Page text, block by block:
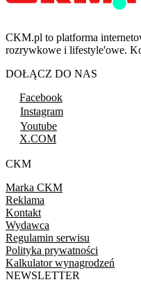
CKM.pl to platforma
rozrywkowe i lifestyle'owe.
DOŁĄCZ DO NAS
Facebook
Instagram
Youtube
X.COM
CKM
Marka CKM
Reklama
Kontakt
Wydawca
Regulamin serwisu
Polityka prywatności
Kalkulator wynagrodzeń
NEWSLETTER